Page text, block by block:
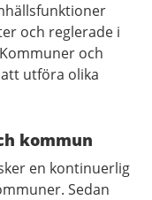
och reglerade i
och
utföra olika
kommun
en kontinuerlig
Sedan